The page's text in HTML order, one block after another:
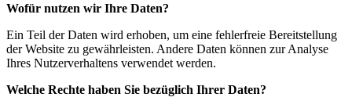
Wofür nutzen wir Ihre Daten?
Ein Teil der Daten wird erhoben, um eine fehlerfreie Bereitstellung
der Website zu gewährleisten. Andere Daten können zur Analyse
Ihres Nutzerverhaltens verwendet werden.
Welche Rechte haben Sie bezüglich Ihrer Daten?